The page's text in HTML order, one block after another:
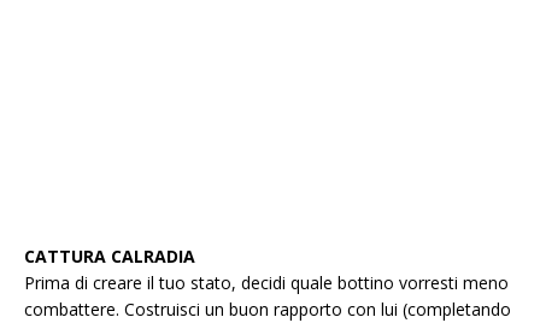
CATTURA CALRADIA
Prima di creare il tuo stato, decidi quale bottino vorresti meno
combattere. Costruisci un buon rapporto con lui (completando